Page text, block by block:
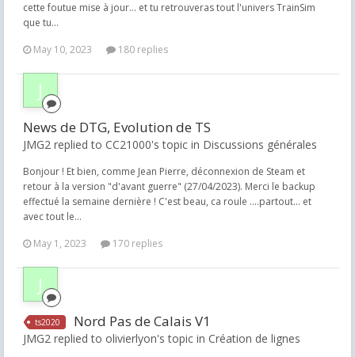
cette foutue mise à jour... et tu retrouveras tout l'univers TrainSim
que tu...
May 10, 2023
180 replies
News de DTG, Evolution de TS
JMG2 replied to CC21000's topic in Discussions générales
Bonjour ! Et bien, comme Jean Pierre, déconnexion de Steam et
retour à la version "d'avant guerre" (27/04/2023). Merci le backup
effectué la semaine dernière ! C'est beau, ca roule ....partout... et
avec tout le...
May 1, 2023
170 replies
ts2020 Nord Pas de Calais V1
JMG2 replied to olivierlyon's topic in Création de lignes